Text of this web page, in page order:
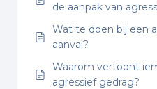
de aanpak van
Wat te doen bij een
aanval?
Waarom vertoont
agressief gedrag?